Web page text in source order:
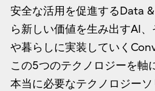
安全な活用を促進するData
ら新しい価値を生み出すAI
や暮らしに実装していく
この5つのテクノロジーを軸
本当に必要なテクノロジー